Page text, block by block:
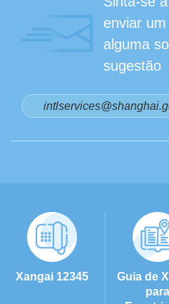
enviar
alguma
sugestão
Xangai 12345
Guia de
para